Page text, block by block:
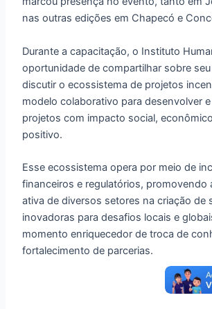
nas outras edições em Chapecó e
Durante a capacitação, o Instituto
oportunidade de compartilhar sobre
discutir o ecossistema de projetos
modelo colaborativo para desenvolver
projetos com impacto social,
positivo.
Esse ecossistema opera por meio de
financeiros e regulatórios, promovendo
ativa de diversos setores na criação de
inovadoras para desafios locais e
momento enriquecedor de troca de
fortalecimento de parcerias.